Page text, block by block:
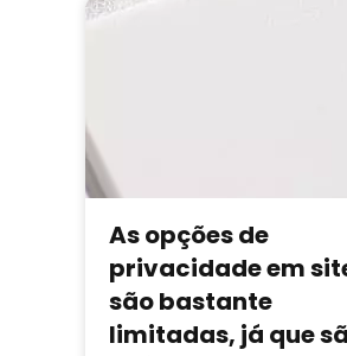
As opções de
privacidade em
são bastante
limitadas, já que